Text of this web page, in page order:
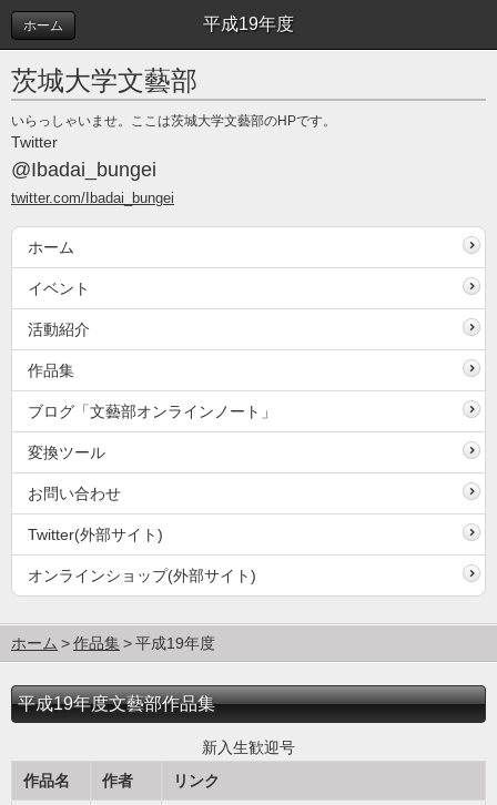
平成19年度
ホーム
茨城大学文藝部
いらっしゃいませ。ここは茨城大学文藝部のHPです。
Twitter
@Ibadai_bungei
twitter.com/Ibadai_bungei
ホーム
イベント
活動紹介
作品集
ブログ「文藝部オンラインノート」
変換ツール
お問い合わせ
Twitter(外部サイト)
オンラインショップ(外部サイト)
ホーム 作品集 平成19年度
平成19年度文藝部作品集
新入生歓迎号
作品名
作者 リンク